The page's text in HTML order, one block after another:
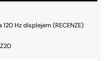
Hz displejem (RECENZE)